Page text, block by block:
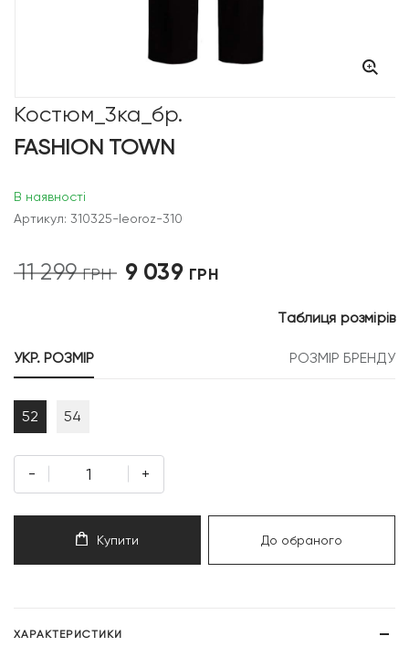
Костюм_3ка_бр.
FASHION TOWN
В наявності
Артикул: 310325-leoroz-310
11 299ГРН
Оригінальна
9 039 ГРН
УКР. РОЗМІР
РОЗМІР БРЕНДУ
Таблиця розмірів
52 54
- +
Купити До обраного
ХАРАКТЕРИСТИКИ